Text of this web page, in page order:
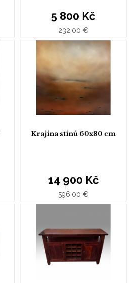
5 800 Kč
232,00 €
Krajina stínů 60x80 cm
14 900 Kč
596,00 €